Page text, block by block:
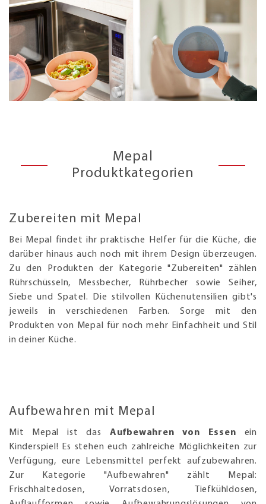
Mepal
Produktkategorien
Zubereiten mit Mepal
Bei Mepal findet ihr praktische Helfer für die Küche, die
darüber hinaus auch noch mit ihrem Design überzeugen.
Zu den Produkten der Kategorie "Zubereiten" zählen
Rührschüsseln, Messbecher, Rührbecher sowie Seiher,
Siebe und Spatel. Die stilvollen Küchenutensilien gibt's
jeweils in verschiedenen Farben. Sorge mit den
Produkten von Mepal für noch mehr Einfachheit und Stil
in deiner Küche.
Aufbewahren mit Mepal
Mit Mepal ist das Aufbewahren von Essen ein
Kinderspiel! Es stehen euch zahlreiche Möglichkeiten zur
Verfügung, eure Lebensmittel perfekt aufzubewahren.
Zur Kategorie "Aufbewahren" zählt Mepal:
Frischhaltedosen, Vorratsdosen, Tiefkühldosen,